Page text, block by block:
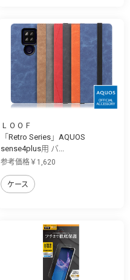
ＬＯＯＦ
「Retro Series」AQUOS
sense4plus用 バ...
参考価格￥1,620
ケース